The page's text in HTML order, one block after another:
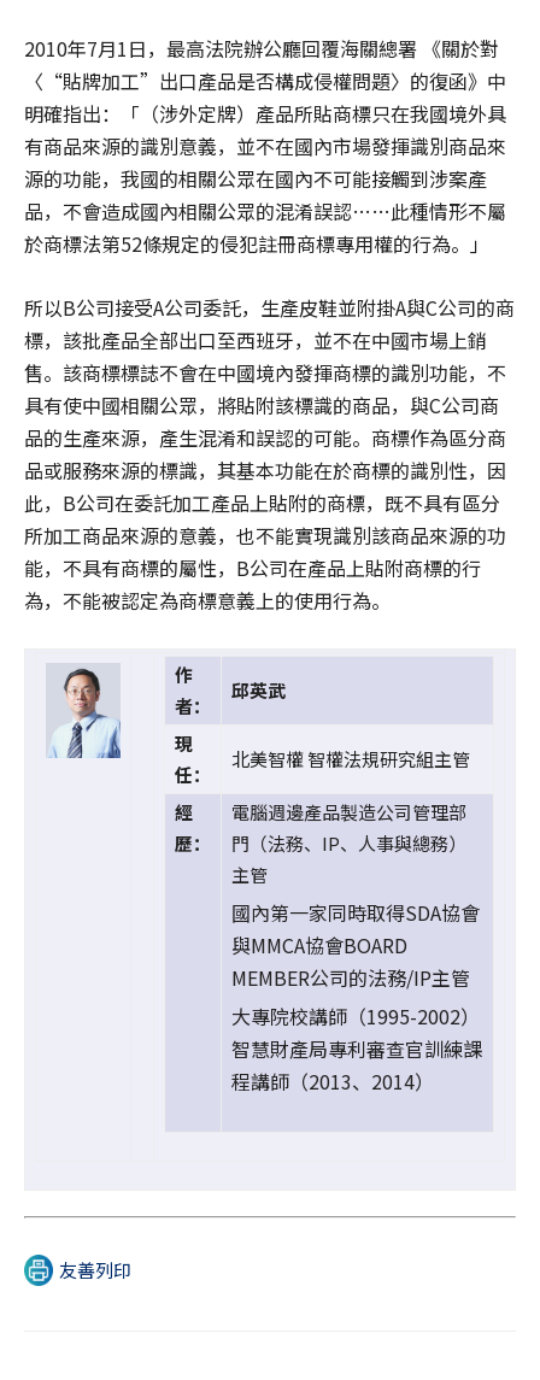
2010年7月1日，最高法院辦公廳回覆海關總署 《關於對
〈“貼牌加工”出口產品是否構成侵權問題〉的復函》中
明確指出：「（涉外定牌）產品所貼商標只在我國境外具
有商品來源的識別意義，並不在國內市場發揮識別商品來
源的功能，我國的相關公眾在國內不可能接觸到涉案產
品，不會造成國內相關公眾的混淆誤認……此種情形不屬
於商標法第52條規定的侵犯註冊商標專用權的行為。」
所以B公司接受A公司委託，生產皮鞋並附掛A與C公司的商
標，該批產品全部出口至西班牙，並不在中國市場上銷
售。該商標標誌不會在中國境內發揮商標的識別功能，不
具有使中國相關公眾，將貼附該標識的商品，與C公司商
品的生產來源，產生混淆和誤認的可能。商標作為區分商
品或服務來源的標識，其基本功能在於商標的識別性，因
此，B公司在委託加工產品上貼附的商標，既不具有區分
所加工商品來源的意義，也不能實現識別該商品來源的功
能，不具有商標的屬性，B公司在產品上貼附商標的行
為，不能被認定為商標意義上的使用行為。
作
者：
邱英武
現
任：
北美智權 智權法規研究組主管
經
歷：
電腦週邊產品製造公司管理部
門（法務、IP、人事與總務）
主管
國內第一家同時取得SDA協會
與MMCA協會BOARD
MEMBER公司的法務/IP主管
大專院校講師（1995-2002）
智慧財產局專利審查官訓練課
程講師（2013、2014）
友善列印